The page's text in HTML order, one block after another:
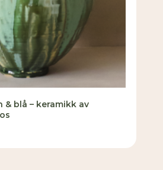
& blå – keramikk av